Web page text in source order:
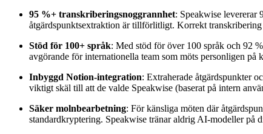
95 %+ transkriberingsnoggrannhet: Speakwise levererar
åtgärdspunktsextraktion är tillförlitligt. Korrekt
Stöd för 100+ språk: Med stöd för över 100 språk och 92
avgörande för internationella team som möts personligen på
Inbyggd Notion-integration: Extraherade åtgärdspunkter
viktigt skäl till att de valde Speakwise (baserat på intern
Säker molnbearbetning: För känsliga möten där
standardkryptering. Speakwise tränar aldrig AI-modeller på